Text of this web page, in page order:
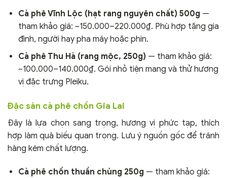
Cà phê Vĩnh Lộc (hạt rang nguyên chất) 500g —
tham khảo giá: ~150.000–220.000₫. Phù hợp tặng gia
đình, người hay pha máy hoặc phin.
Cà phê Thu Hà (rang mộc, 250g) — tham khảo giá:
~100.000–140.000₫. Gói nhỏ tiện mang và thử hương
vị đặc trưng Pleiku.
Đặc sản cà phê chồn Gia Lai
Đây là lựa chọn sang trọng, hương vị phức tạp, thích
hợp làm quà biếu quan trọng. Lưu ý nguồn gốc để tránh
hàng kém chất lượng.
Cà phê chồn thuần chủng 250g — tham khảo giá: